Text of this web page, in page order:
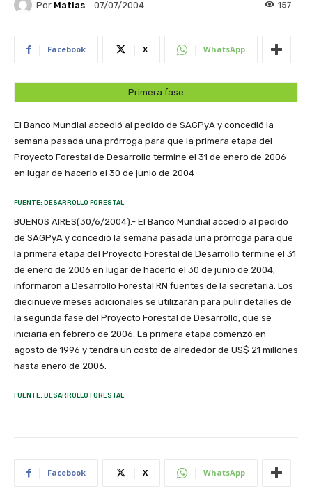
Por Matias 07/07/2004 157
Facebook X WhatsApp
Primera fase
El Banco Mundial accedió al pedido de SAGPyA y concedió la
semana pasada una prórroga para que la primera etapa del
Proyecto Forestal de Desarrollo termine el 31 de enero de 2006
en lugar de hacerlo el 30 de junio de 2004
FUENTE: DESARROLLO FORESTAL
BUENOS AIRES(30/6/2004).- El Banco Mundial accedió al pedido
de SAGPyA y concedió la semana pasada una prórroga para que
la primera etapa del Proyecto Forestal de Desarrollo termine el 31
de enero de 2006 en lugar de hacerlo el 30 de junio de 2004,
informaron a Desarrollo Forestal RN fuentes de la secretaría. Los
diecinueve meses adicionales se utilizarán para pulir detalles de
la segunda fase del Proyecto Forestal de Desarrollo, que se
iniciaría en febrero de 2006. La primera etapa comenzó en
agosto de 1996 y tendrá un costo de alrededor de US$ 21 millones
hasta enero de 2006.
FUENTE: DESARROLLO FORESTAL
Facebook X WhatsApp